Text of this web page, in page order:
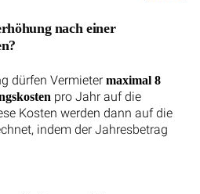
nach einer
dürfen Vermieter maximal 8
pro Jahr auf die
Kosten werden dann auf die
indem der Jahresbetrag